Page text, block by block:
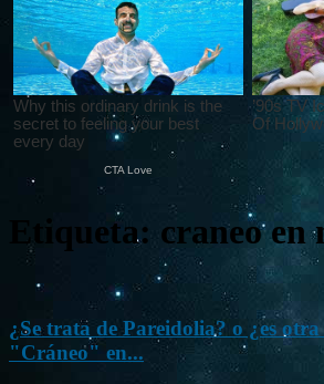
Etiqueta: craneo en
¿Se trata de Pareidolia? o ¿es
"Cráneo" en...